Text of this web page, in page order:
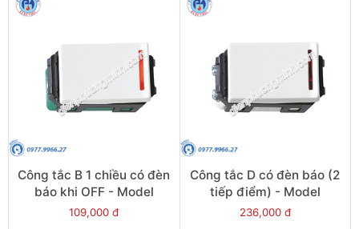
Công tắc B 1 chiều có đèn
báo khi OFF - Model
WEVH5151-51
109,000 đ
Công tắc D có đèn báo (2
tiếp điểm) - Model
WEVH5033-7
236,000 đ